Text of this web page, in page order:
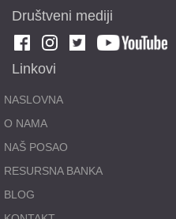
Društveni mediji
Linkovi
NASLOVNA
O NAMA
NAŠ POSAO
RESURSNA BANKA
BLOG